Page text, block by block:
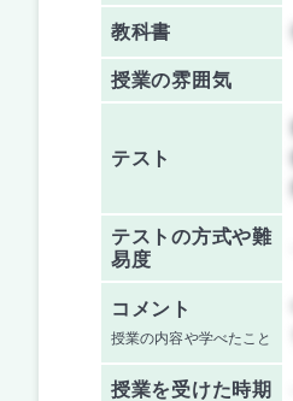
教科書
授業の雰囲気
テスト
テストの方式や難
易度
コメント
授業の内容や学べたこと
授業を受けた時期